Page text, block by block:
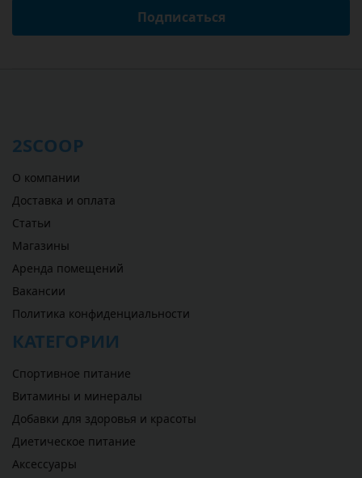
Подписаться
2SCOOP
О компании
Доставка и оплата
Статьи
Магазины
Аренда помещений
Вакансии
Политика конфиденциальности
КАТЕГОРИИ
Спортивное питание
Витамины и минералы
Добавки для здоровья и красоты
Диетическое питание
Аксессуары